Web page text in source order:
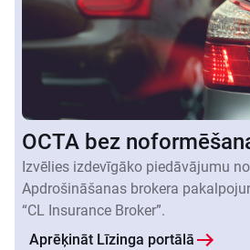
OCTA bez
Izvēlies izdevīgāko piedāvājumu
Apdrošināšanas brokera
“CL Insurance Broker”.
Aprēķināt Līzinga portālā